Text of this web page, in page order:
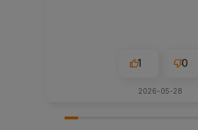
1 0
2026-05-28